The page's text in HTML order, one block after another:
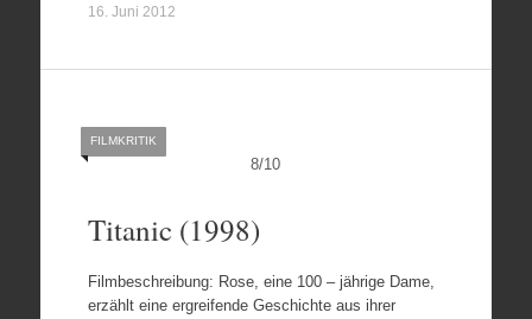
16. Juni 2012
8/10
FILMKRITIK
Titanic (1998)
Filmbeschreibung: Rose, eine 100 – jährige Dame,
erzählt eine ergreifende Geschichte aus ihrer